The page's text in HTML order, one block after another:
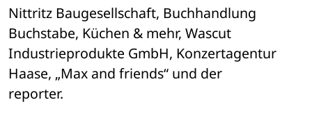
Nittritz Baugesellschaft, Buchhandlung
Buchstabe, Küchen & mehr, Wascut
Industrieprodukte GmbH, Konzertagentur
Haase, „Max and friends“ und der
reporter.